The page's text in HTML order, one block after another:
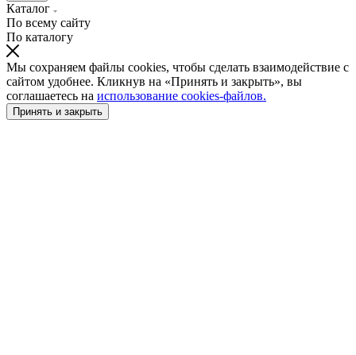
Каталог
По всему сайту
По каталогу
Мы сохраняем файлы cookies, чтобы сделать взаимодействие с
сайтом удобнее. Кликнув на «Принять и закрыть», вы
соглашаетесь на использование cookies-файлов.
Принять и закрыть